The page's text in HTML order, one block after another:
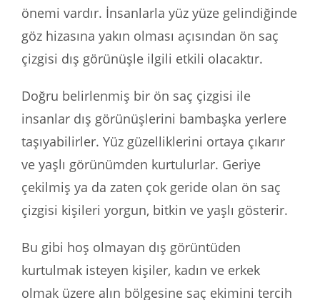
önemi vardır. İnsanlarla yüz yüze gelindiğinde
göz hizasına yakın olması açısından ön saç
çizgisi dış görünüşle ilgili etkili olacaktır.
Doğru belirlenmiş bir ön saç çizgisi ile
insanlar dış görünüşlerini bambaşka yerlere
taşıyabilirler. Yüz güzelliklerini ortaya çıkarır
ve yaşlı görünümden kurtulurlar. Geriye
çekilmiş ya da zaten çok geride olan ön saç
çizgisi kişileri yorgun, bitkin ve yaşlı gösterir.
Bu gibi hoş olmayan dış görüntüden
kurtulmak isteyen kişiler, kadın ve erkek
olmak üzere alın bölgesine saç ekimini tercih